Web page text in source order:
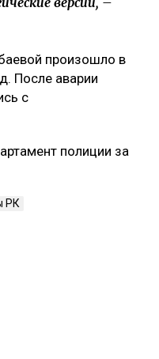
произошло в
После аварии
с
полиции за
РК